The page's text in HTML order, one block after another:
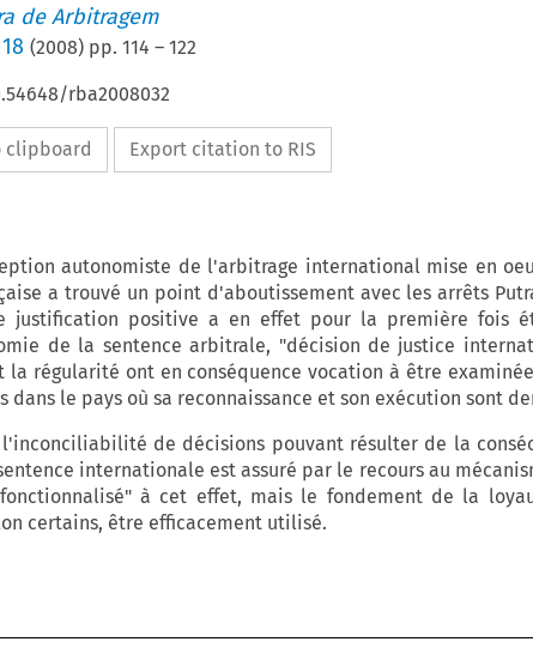
de Arbitragem
(2008) pp. 114 – 122
rba2008032
clipboard Export citation to RIS
autonomiste de l'arbitrage international mise en
a trouvé un point d'aboutissement avec les arrêts
justification positive a en effet pour la première fois
de la sentence arbitrale, "décision de justice
la régularité ont en conséquence vocation à être
dans le pays où sa reconnaissance et son exécution sont
de décisions pouvant résulter de la
interna­tionale est assuré par le recours au
à cet effet, mais le fondement de la
certains, être efficacement utilisé.